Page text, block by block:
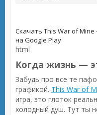
Скачать This War of
на Google Play
html
Когда жизнь —
Забудь про все те
графикой. This War of
игра, это глоток
холодный душ. Тут ты